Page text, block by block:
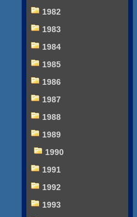
1982
1983
1984
1985
1986
1987
1988
1989
1990
1991
1992
1993